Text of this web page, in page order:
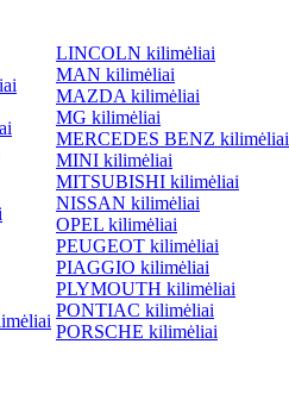
LINCOLN kilimėliai
MAN kilimėliai
MAZDA kilimėliai
MG kilimėliai
MERCEDES BENZ kilimėliai
MINI kilimėliai
MITSUBISHI kilimėliai
NISSAN kilimėliai
OPEL kilimėliai
PEUGEOT kilimėliai
PIAGGIO kilimėliai
PLYMOUTH kilimėliai
PONTIAC kilimėliai
PORSCHE kilimėliai